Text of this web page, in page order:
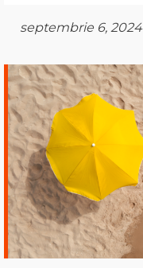
septembrie 6, 2024